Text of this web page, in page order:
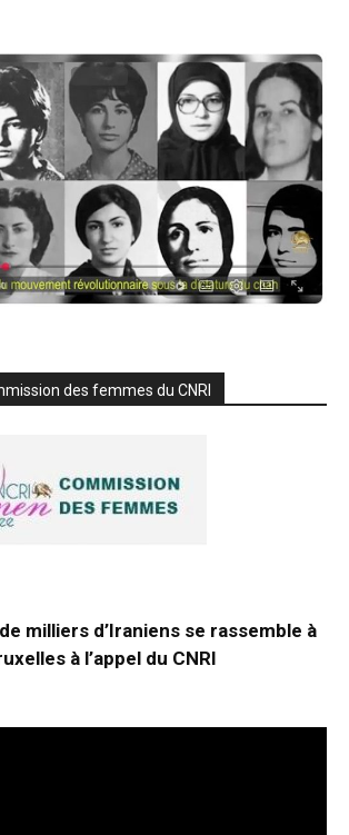
des femmes du CNRI
milliers d’Iraniens se rassemble à
à l’appel du CNRI